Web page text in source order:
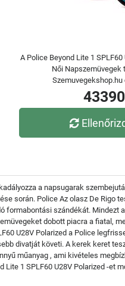
A Police Beyond Lite 1
Női Napszemüvegek
Szemuvegekshop.hu
a napsugarak
során. Police Az olasz De
formabontási szándékát.
dobott piacra a fiatal,
U28V Polarized a Police
divatját követi. A kerek keret
műanyag , ami kivételes
Lite 1 SPLF60 U28V Polarized -